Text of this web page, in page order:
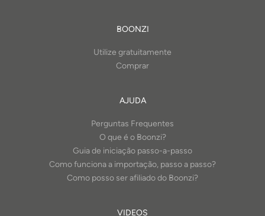
BOONZI
Utilize gratuitamente
Comprar
AJUDA
Perguntas Frequentes
O que é o Boonzi?
Guia de iniciação passo-a-passo
Como funciona a importação, passo a passo?
Como posso ser afiliado do Boonzi?
VIDEOS